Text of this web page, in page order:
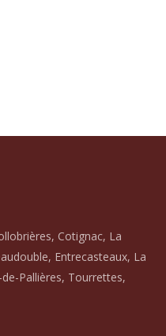
Cotignac, La
Entrecasteaux, La
Pallières, Tourrettes,